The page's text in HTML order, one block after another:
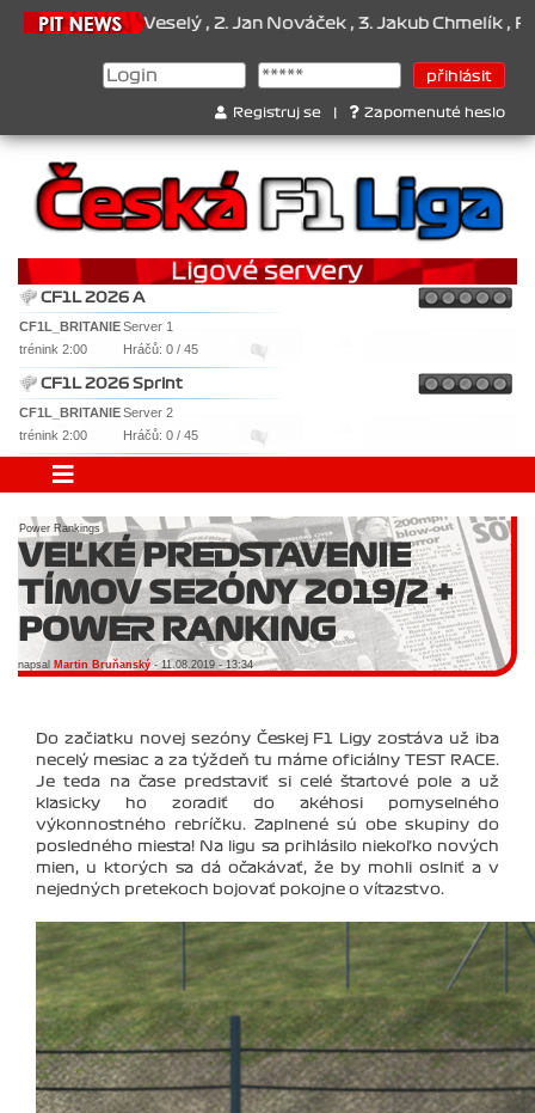
Jan Veselý , 2. Jan Nováček , 3. Jakub Chmelík , Pohár
Registruj se Zapomenuté heslo
CF1L 2026 A
CF1L_BRITANIEServer 1
trénink 2:00
Hráčů: 0 / 45
CF1L 2026 Sprint
CF1L_BRITANIEServer 2
trénink 2:00
Hráčů: 0 / 45
Power Rankings
VEĽKÉ PREDSTAVENIE
TÍMOV SEZÓNY 2019/2 +
POWER RANKING
napsal Martin Bruňanský- 11.08.2019 - 13:34
Do začiatku novej sezóny Českej F1 Ligy zostáva už iba
necelý mesiac a za týždeň tu máme oficiálny TEST RACE.
Je teda na čase predstaviť si celé štartové pole a už
klasicky ho zoradiť do akéhosi pomyselného
výkonnostného rebríčku. Zaplnené sú obe skupiny do
posledného miesta! Na ligu sa prihlásilo niekoľko nových
mien, u ktorých sa dá očakávať, že by mohli oslniť a v
nejedných pretekoch bojovať pokojne o víťazstvo.